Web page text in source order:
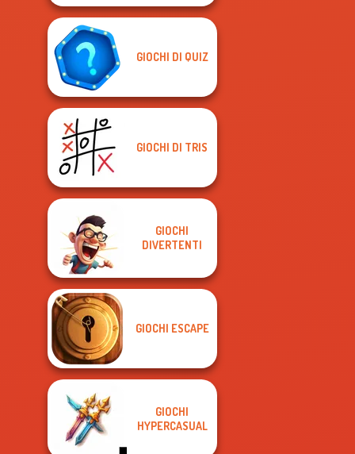
GIOCHI DI QUIZ
GIOCHI DI TRIS
GIOCHI
DIVERTENTI
GIOCHI ESCAPE
GIOCHI
HYPERCASUAL